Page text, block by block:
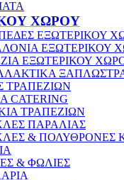
ΧΩΡΟΥ
ΕΞΩΤΕΡΙΚΟΥ
ΕΞΩΤΕΡΙΚΟΥ
ΕΞΩΤΕΡΙΚΟΥ
ΤΡΑΠΕΖΙΩΝ
CATERING
ΤΡΑΠΕΖΙΩΝ
ΠΑΡΑΛΙΑΣ
& ΠΟΛΥΘΡΟΝΕΣ
& ΦΩΛΙΕΣ